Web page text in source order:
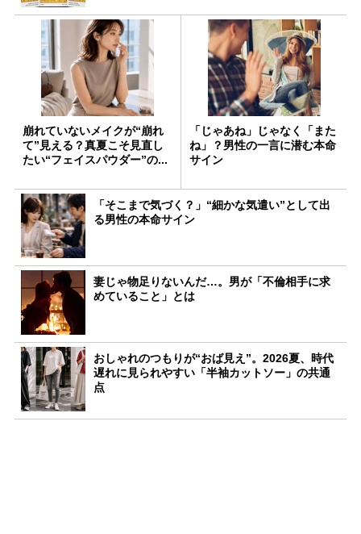
崩れていないメイクが“崩れ
て”見える？真夏こそ見直し
たい“フェイスパウダー”の...
「じゃあね」じゃなく「また
ね」？男性の一言に潜む本命
サイン
「そこまで気づく？」“細かな気遣い”として出
る男性の本命サイン
妻じゃ物足りないんだ…。男が「不倫相手に求
めていること」とは
おしゃれのつもりが“おば見え”。2026夏、時代
遅れに見られやすい「半袖カットソー」の共通
点